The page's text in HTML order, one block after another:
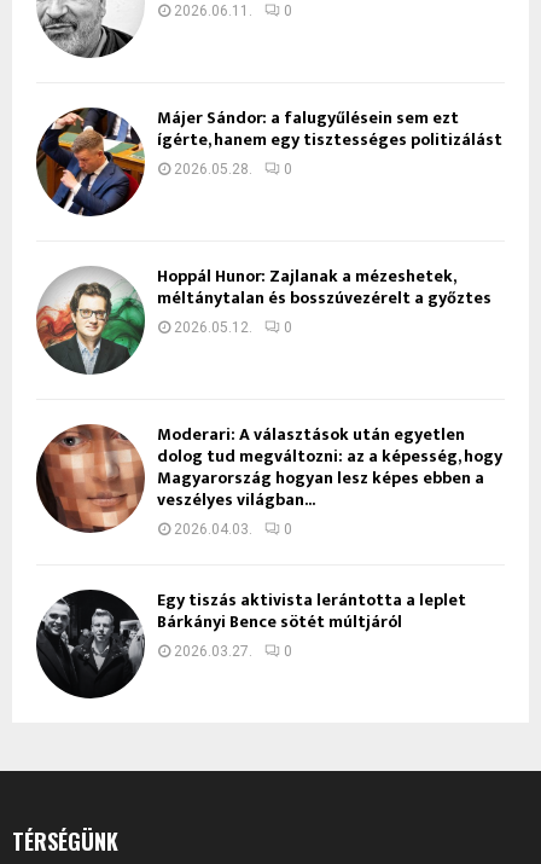
2026.06.11. 0
Májer Sándor: a falugyűlésein sem ezt
ígérte, hanem egy tisztességes politizálást
2026.05.28. 0
Hoppál Hunor: Zajlanak a mézeshetek,
méltánytalan és bosszúvezérelt a győztes
2026.05.12. 0
Moderari: A választások után egyetlen
dolog tud megváltozni: az a képesség, hogy
Magyarország hogyan lesz képes ebben a
veszélyes világban...
2026.04.03. 0
Egy tiszás aktivista lerántotta a leplet
Bárkányi Bence sötét múltjáról
2026.03.27. 0
TÉRSÉGÜNK